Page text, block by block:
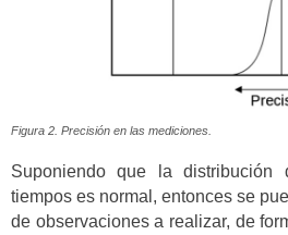
Figura 2. Precisión en las mediciones.
Suponiendo que la distribución
tiempos es normal, entonces se
de observaciones a realizar, de